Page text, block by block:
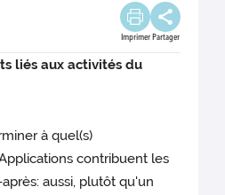
Imprimer Partager
liés aux activités du
à quel(s)
contribuent les
aussi, plutôt qu'un